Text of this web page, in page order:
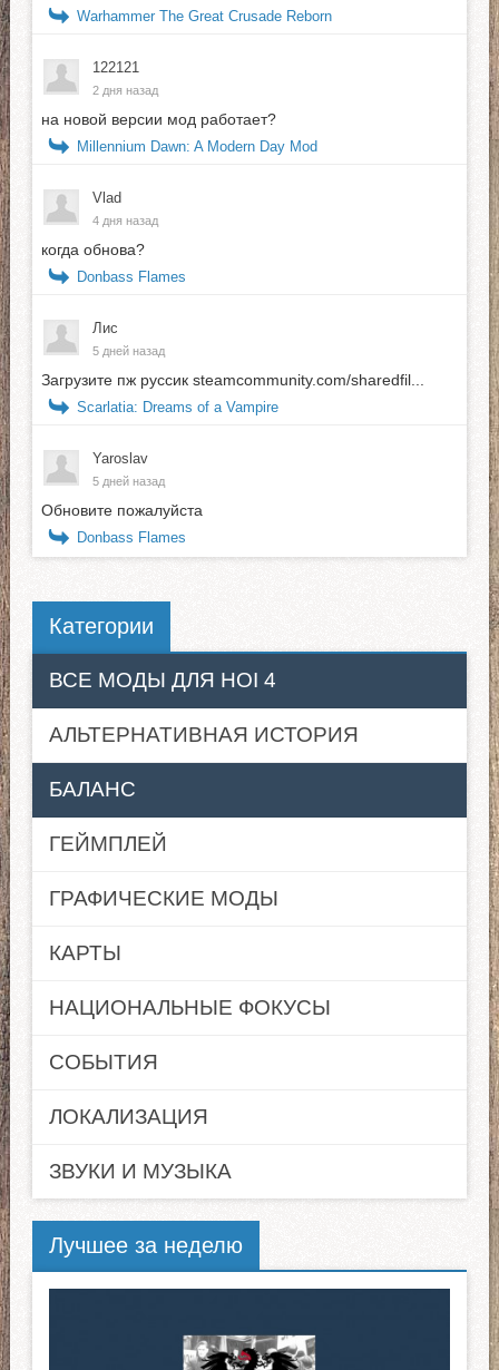
Warhammer The Great Crusade Reborn
122121
2 дня назад
на новой версии мод работает?
Millennium Dawn: A Modern Day Mod
Vlad
4 дня назад
когда обнова?
Donbass Flames
Лис
5 дней назад
Загрузите пж руссик steamcommunity.com/sharedfil...
Scarlatia: Dreams of a Vampire
Yaroslav
5 дней назад
Обновите пожалуйста
Donbass Flames
Категории
ВСЕ МОДЫ ДЛЯ HOI 4
АЛЬТЕРНАТИВНАЯ ИСТОРИЯ
БАЛАНС
ГЕЙМПЛЕЙ
ГРАФИЧЕСКИЕ МОДЫ
КАРТЫ
НАЦИОНАЛЬНЫЕ ФОКУСЫ
СОБЫТИЯ
ЛОКАЛИЗАЦИЯ
ЗВУКИ И МУЗЫКА
Лучшее за неделю